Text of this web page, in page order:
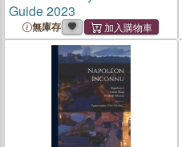
Guide 2023
無庫存